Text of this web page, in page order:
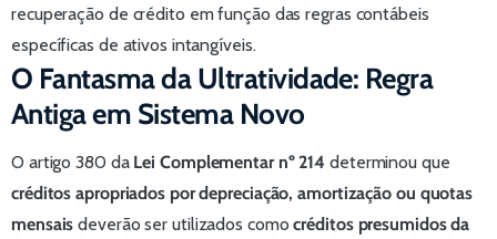
recuperação de crédito em função das regras contábeis
específicas de ativos intangíveis.
O Fantasma da Ultratividade: Regra
Antiga em Sistema Novo
O artigo 380 da Lei Complementar nº 214 determinou que
créditos apropriados por depreciação, amortização ou quotas
mensais deverão ser utilizados comocréditos presumidos da